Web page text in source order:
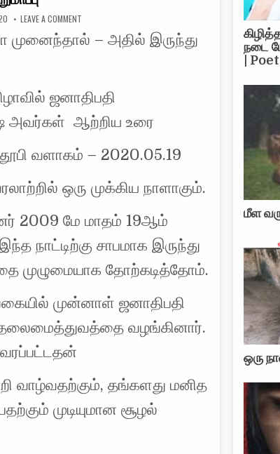
DATE:LEAVE A COMMENTON எமது நாட்டுக்கு அநீதி இழைக்க ஐநா முனைந்தால் –
முனைந்தால் – அதில் இருந்து
ஜனாதிபதி
அவர்கள் ஆற்றிய உரை
வளாகம் – 2020.05.19
ஒரு முக்கிய நாளாகும்.
2009 மே மாதம் 19ஆம்
நாட்டிற்கு சாபமாக இருந்து
முழுமையாக தோற்கடித்தோம்.
முன்னாள் ஜனாதிபதி
வழங்கினார்.
வாழ்வதற்கும், தங்களது மனித
முடியுமான சூழல்
நடை
|
மீள
ஒரு